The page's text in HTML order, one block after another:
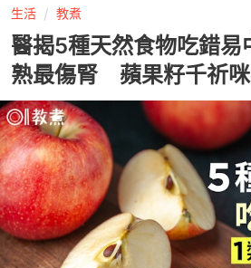
生活 教煮
醫揭5種天然食物吃錯易
熟最傷腎 蘋果籽千祈咪